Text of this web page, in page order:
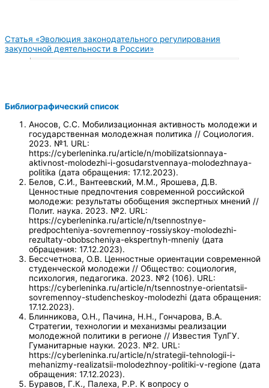
Статья «Эволюция законодательного регулирования
закупочной деятельности в России»
Библиографический список
Аносов, С.С. Мобилизационная активность молодежи и
государственная молодежная политика // Социология.
2023. №1. URL:
https://cyberleninka.ru/article/n/mobilizatsionnaya-
aktivnost-molodezhi-i-gosudarstvennaya-molodezhnaya-
politika (дата обращения: 17.12.2023).
Белов, С.И., Вантеевский, М.М., Ярошева, Д.В.
Ценностные предпочтения современной российской
молодежи: результаты обобщения экспертных мнений //
Полит. наука. 2023. №2. URL:
https://cyberleninka.ru/article/n/tsennostnye-
predpochteniya-sovremennoy-rossiyskoy-molodezhi-
rezultaty-obobscheniya-ekspertnyh-mneniy (дата
обращения: 17.12.2023).
Бессчетнова, О.В. Ценностные ориентации современной
студенческой молодежи // Общество: социология,
психология, педагогика. 2023. №2 (106). URL:
https://cyberleninka.ru/article/n/tsennostnye-orientatsii-
sovremennoy-studencheskoy-molodezhi (дата обращения:
17.12.2023).
Блинникова, О.Н., Пачина, Н.Н., Гончарова, В.А.
Стратегии, технологии и механизмы реализации
молодежной политики в регионе // Известия ТулГУ.
Гуманитарные науки. 2023. №2. URL:
https://cyberleninka.ru/article/n/strategii-tehnologii-i-
mehanizmy-realizatsii-molodezhnoy-politiki-v-regione (дата
обращения: 17.12.2023).
Буравов, Г.К., Палеха, Р.Р. К вопросу о